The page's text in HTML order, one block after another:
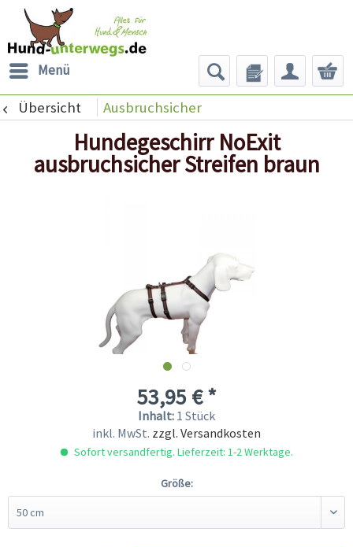
Menü
Übersicht Ausbruchsicher
Hundegeschirr NoExit
ausbruchsicher Streifen braun
53,95 € *
Inhalt: 1 Stück
inkl. MwSt. zzgl. Versandkosten
Sofort versandfertig. Lieferzeit: 1-2 Werktage.
Größe: